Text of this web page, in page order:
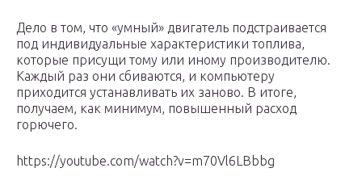
Дело в том, что «умный» двигатель подстраивается
под индивидуальные характеристики топлива,
которые присущи тому или иному производителю.
Каждый раз они сбиваются, и компьютеру
приходится устанавливать их заново. В итоге,
получаем, как минимум, повышенный расход
горючего.
https://youtube.com/watch?v=m70Vl6LBbbg